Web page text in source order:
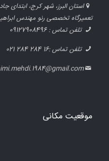
استان البرز، شهر کرج،
تعمیرگاه تخصصی رنو مهندس
تلفن تماس : 09127908496
تلفن تماس :16 284 284 021
موقعیت مکانی